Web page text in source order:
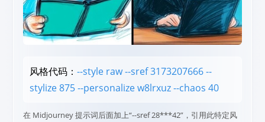
风格代码：--style raw --sref 3173207666 --
stylize 875 --personalize w8lrxuz --chaos 40
在 Midjourney 提示词后面加上“--sref 28***42”，引用此特定风